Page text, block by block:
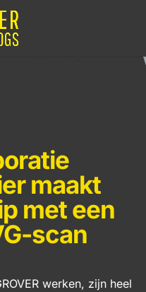
maakt
met een
scan
werken, zijn heel